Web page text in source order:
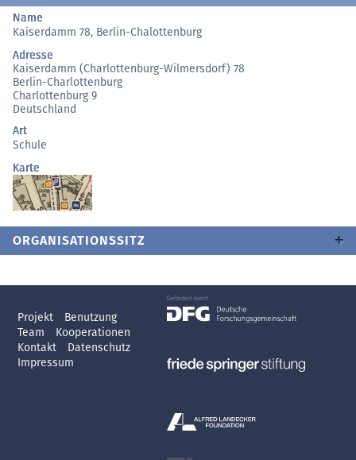
Name
Kaiserdamm 78, Berlin-Chalottenburg
Adresse
Kaiserdamm (Charlottenburg-Wilmersdorf) 78
Berlin-Charlottenburg
Charlottenburg 9
Deutschland
Art
Schule
Karte
ORGANISATIONSSITZ
Projekt
Benutzung
Team
Kooperationen
Kontakt
Datenschutz
Impressum